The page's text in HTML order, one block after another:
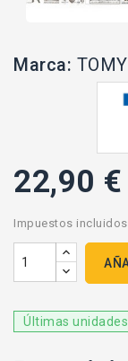
Marca: TOMY
22,90 €
Impuestos incluidos
Últimas